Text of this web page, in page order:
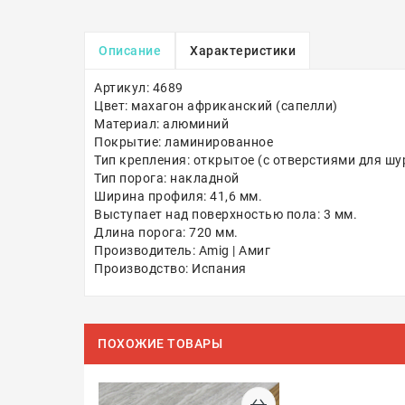
Описание Характеристики
Артикул: 4689
Цвет: махагон африканский (сапелли)
Материал: алюминий
Покрытие: ламинированное
Тип крепления: открытое (с отверстиями для
Тип порога: накладной
Ширина профиля: 41,6 мм.
Выступает над поверхностью пола: 3 мм.
Длина порога: 720 мм.
Производитель: Amig | Амиг
Производство: Испания
ПОХОЖИЕ ТОВАРЫ